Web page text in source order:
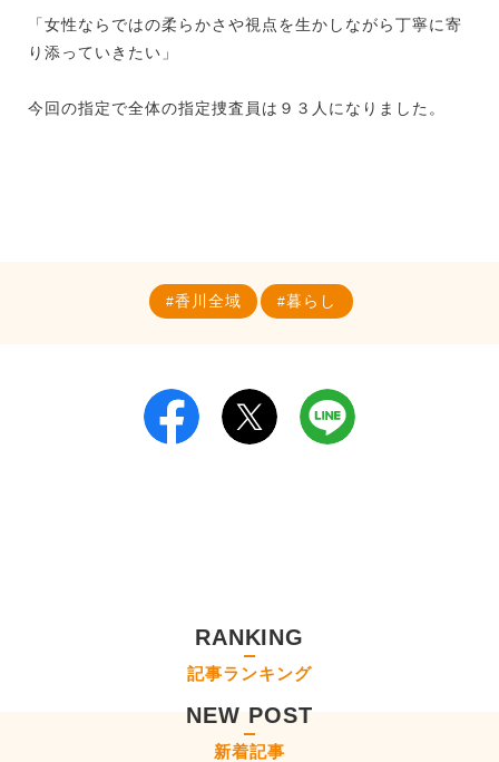
「女性ならではの柔らかさや視点を生かしながら丁寧に寄
り添っていきたい」
今回の指定で全体の指定捜査員は９３人になりました。
香川全域 暮らし
RANKING
記事ランキング
NEW POST
新着記事